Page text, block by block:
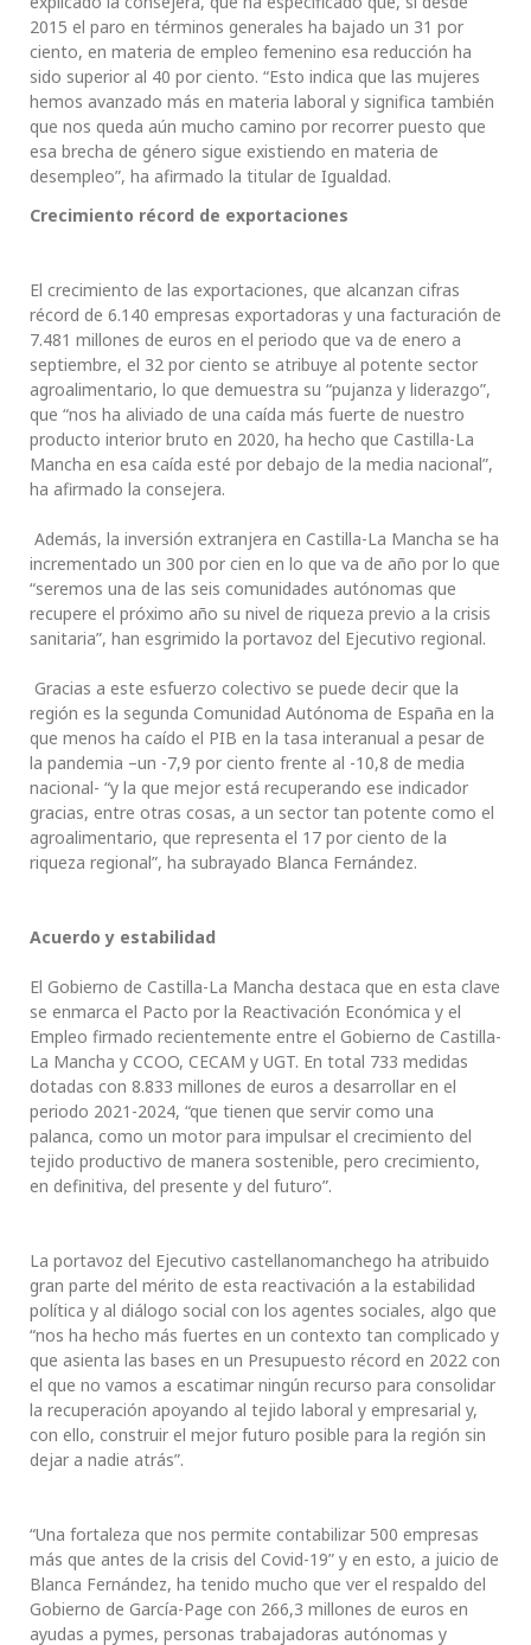
2015 el paro en términos generales ha bajado un 31 por
ciento, en materia de empleo femenino esa reducción ha
sido superior al 40 por ciento. “Esto indica que las mujeres
hemos avanzado más en materia laboral y significa también
que nos queda aún mucho camino por recorrer puesto que
esa brecha de género sigue existiendo en materia de
desempleo”, ha afirmado la titular de Igualdad.
Crecimiento récord de exportaciones
El crecimiento de las exportaciones, que alcanzan cifras
récord de 6.140 empresas exportadoras y una facturación de
7.481 millones de euros en el periodo que va de enero a
septiembre, el 32 por ciento se atribuye al potente sector
agroalimentario, lo que demuestra su “pujanza y liderazgo”,
que “nos ha aliviado de una caída más fuerte de nuestro
producto interior bruto en 2020, ha hecho que Castilla-La
Mancha en esa caída esté por debajo de la media nacional”,
ha afirmado la consejera.
Además, la inversión extranjera en Castilla-La Mancha se ha
incrementado un 300 por cien en lo que va de año por lo que
“seremos una de las seis comunidades autónomas que
recupere el próximo año su nivel de riqueza previo a la crisis
sanitaria”, han esgrimido la portavoz del Ejecutivo regional.
Gracias a este esfuerzo colectivo se puede decir que la
región es la segunda Comunidad Autónoma de España en la
que menos ha caído el PIB en la tasa interanual a pesar de
la pandemia –un -7,9 por ciento frente al -10,8 de media
nacional- “y la que mejor está recuperando ese indicador
gracias, entre otras cosas, a un sector tan potente como el
agroalimentario, que representa el 17 por ciento de la
riqueza regional”, ha subrayado Blanca Fernández.
Acuerdo y estabilidad
El Gobierno de Castilla-La Mancha destaca que en esta clave
se enmarca el Pacto por la Reactivación Económica y el
Empleo firmado recientemente entre el Gobierno de Castilla-
La Mancha y CCOO, CECAM y UGT. En total 733 medidas
dotadas con 8.833 millones de euros a desarrollar en el
periodo 2021-2024, “que tienen que servir como una
palanca, como un motor para impulsar el crecimiento del
tejido productivo de manera sostenible, pero crecimiento,
en definitiva, del presente y del futuro”.
La portavoz del Ejecutivo castellanomanchego ha atribuido
gran parte del mérito de esta reactivación a la estabilidad
política y al diálogo social con los agentes sociales, algo que
“nos ha hecho más fuertes en un contexto tan complicado y
que asienta las bases en un Presupuesto récord en 2022 con
el que no vamos a escatimar ningún recurso para consolidar
la recuperación apoyando al tejido laboral y empresarial y,
con ello, construir el mejor futuro posible para la región sin
dejar a nadie atrás”.
“Una fortaleza que nos permite contabilizar 500 empresas
más que antes de la crisis del Covid-19” y en esto, a juicio de
Blanca Fernández, ha tenido mucho que ver el respaldo del
Gobierno de García-Page con 266,3 millones de euros en
ayudas a pymes, personas trabajadoras autónomas y